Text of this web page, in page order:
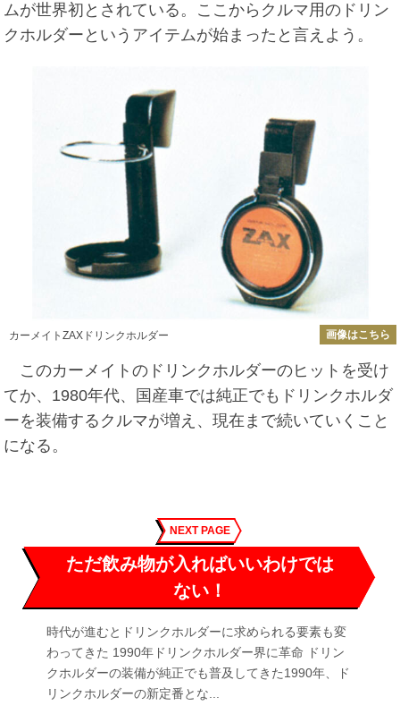
ムが世界初とされている。ここからクルマ用のドリン
クホルダーというアイテムが始まったと言えよう。
カーメイトZAXドリンクホルダー 画像はこちら
このカーメイトのドリンクホルダーのヒットを受け
てか、1980年代、国産車では純正でもドリンクホルダ
ーを装備するクルマが増え、現在まで続いていくこと
になる。
NEXT PAGE
ただ飲み物が入ればいいわけでは
ない！
時代が進むとドリンクホルダーに求められる要素も変
わってきた 1990年ドリンクホルダー界に革命 ドリン
クホルダーの装備が純正でも普及してきた1990年、ド
リンクホルダーの新定番とな...